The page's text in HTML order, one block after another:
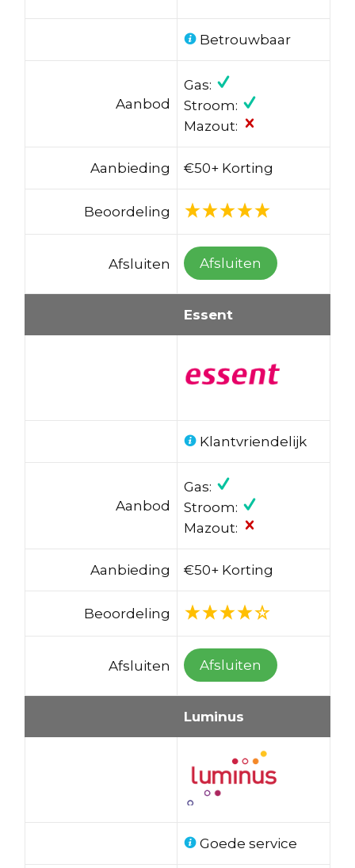
Betrouwbaar
Aanbod
Gas:
Stroom:
Mazout:
Aanbieding €50+ Korting
Beoordeling
Afsluiten Afsluiten
Essent
Klantvriendelijk
Aanbod
Gas:
Stroom:
Mazout:
Aanbieding €50+ Korting
Beoordeling
Afsluiten Afsluiten
Luminus
Goede service